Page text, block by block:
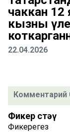
чаккан
кызны
22.04.2026
Комментарий
Фикер өстәү
Фикерегез